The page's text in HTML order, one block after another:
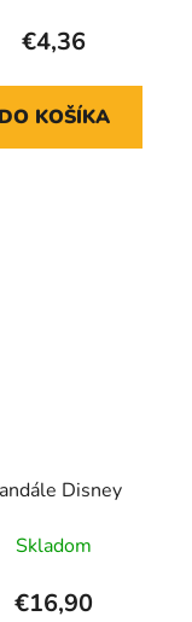
€4,36
DO KOŠÍKA
Disney
Skladom
€16,90